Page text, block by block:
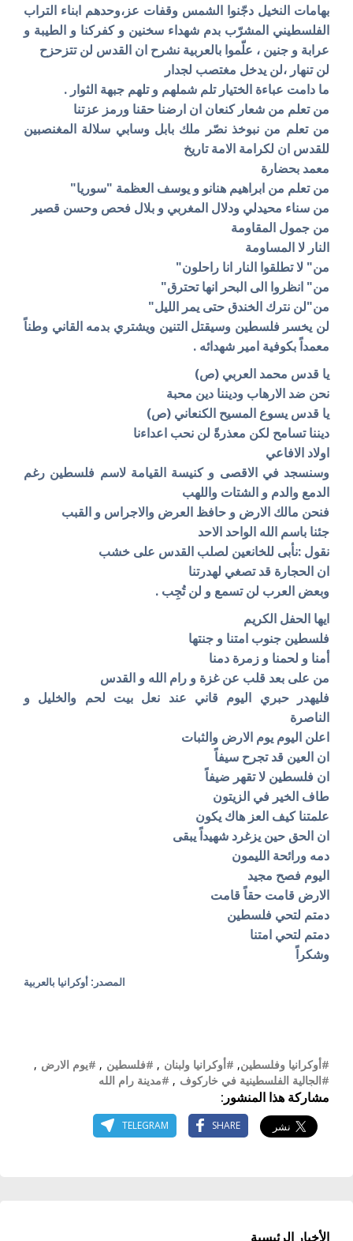
بهامات النخيل دجّنوا الشمس وقفات عز،وحدهم ابناء التراب
الفلسطيني المشرّب بدم شهداء سخنين و كفركنا و الطيبة و
عرابة و جنين ، علّموا بالعربية نشرح ان القدس لن تتزحزح
لن تنهار ،لن يدخل مغتصب لجدار
ما دامت عباءة الختيار تلم شملهم و تلهم جبهة الثوار .
من تعلم من شعار كنعان ان ارضنا حقنا ورمز عزتنا
من تعلم من نبوخذ نصّر ملك بابل وسابي سلالة المغنصبين
للقدس ان لكرامة الامة تاريخ
معمد بحضارة
من تعلم من ابراهيم هنانو و يوسف العظمة "سوريا"
من سناء محيدلي ودلال المغربي و بلال فحص وحسن قصير
من جمول المقاومة
النار لا المساومة
من" لا تطلقوا النار انا راحلون"
من" انظروا الى البحر انها تحترق"
من"لن نترك الخندق حتى يمر الليل"
لن يخسر فلسطين وسيقتل التنين ويشتري بدمه القاني وطناً
معمداً بكوفية امير شهدائه .
يا قدس محمد العربي (ص)
نحن ضد الارهاب وديننا دين محبة
يا قدس يسوع المسيح الكنعاني (ص)
ديننا تسامح لكن معذرةً لن نحب اعداءنا
اولاد الافاعي
وسنسجد في الاقصى و كنيسة القيامة لاسم فلسطين رغم
الدمع والدم و الشتات واللهب
فنحن مالك الارض و حافظ العرض والاجراس و القبب
جئنا باسم الله الواحد الاحد
نقول :نأبى للخانعين لصلب القدس على خشب
ان الحجارة قد تصغي لهدرتنا
وبعض العرب لن تسمع و لن تُجِب .
ايها الحفل الكريم
فلسطين جنوب امتنا و جنتها
أمنا و لحمنا و زمرة دمنا
من على بعد قلب عن غزة و رام الله و القدس
فليهدر حبري اليوم قاني عند نعل بيت لحم والخليل و
الناصرة
اعلن اليوم يوم الارض والثبات
ان العين قد تجرح سيفاً
ان فلسطين لا تقهر ضيفاً
طاف الخير في الزيتون
علمتنا كيف العز هاك يكون
ان الحق حين يزغرد شهيداً يبقى
دمه ورائحة الليمون
اليوم فصح مجيد
الارض قامت حقاً قامت
دمتم لتحي فلسطين
دمتم لتحي امتنا
وشكراً
المصدر: أوكرانيا بالعربية
#أوكرانيا وفلسطين, #أوكرانيا ولبنان , #فلسطين , #يوم الارض ,
#الجالية الفلسطينية في خاركوف , #مدينة رام الله
مشاركة هذا المنشور:
SHARE
TELEGRAM
الأخبار الرئيسية